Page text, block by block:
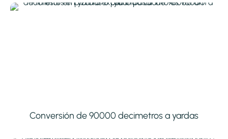
Conversión de 90000 decimetros a yardas